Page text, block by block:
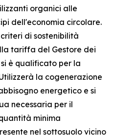
organici alle
dell'economia circolare.
di sostenibilità
tariffa del Gestore dei
è qualificato per la
la cogenerazione
energetico e si
necessaria per il
minima
nel sottosuolo vicino